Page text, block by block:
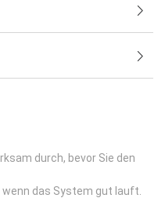
durch, bevor Sie den
das System gut lauft.